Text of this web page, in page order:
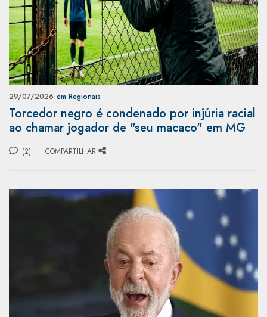
29/07/2026 em Regionais
Torcedor negro é condenado por injúria racial
ao chamar jogador de "seu macaco" em MG
(2) COMPARTILHAR